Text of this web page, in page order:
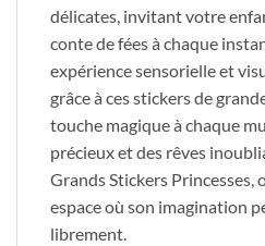
délicates, invitant votre
conte de fées à chaque
expérience sensorielle et
grâce à ces stickers de
touche magique à chaque
précieux et des rêves
Grands Stickers
espace où son imagination
librement.